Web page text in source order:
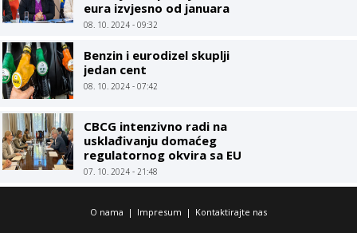
eura izvjesno od januara
08. 10. 2024 - 09:32
Benzin i eurodizel skuplji
jedan cent
08. 10. 2024 - 07:42
CBCG intenzivno radi na
usklađivanju domaćeg
regulatornog okvira sa EU
07. 10. 2024 - 21:48
O nama | Impresum | Kontaktirajte nas